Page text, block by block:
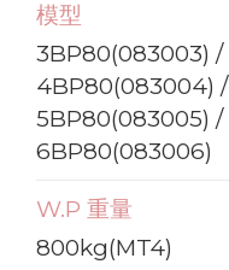
模型
3BP80(083003) /
4BP80(083004) /
5BP80(083005) /
6BP80(083006)
W.P 重量
800kg(MT4)